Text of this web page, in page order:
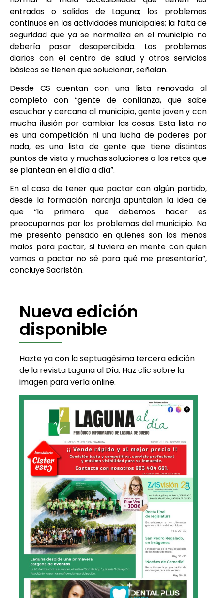
entradas o salidas de Laguna; los problemas
continuos en las actividades municipales; la falta de
seguridad que ya se normaliza en el municipio no
debería pasar desapercibida. Los problemas
diarios con el centro de salud y otros servicios
básicos se tienen que solucionar, señalan.
Desde CS cuentan con una lista renovada al
completo con “gente de confianza, que sabe
escuchar y cercana al municipio, gente joven y con
mucha ilusión por cambiar las cosas. Esta lista no
es una competición ni una lucha de poderes por
nada, es una lista de gente que tiene distintos
puntos de vista y muchas soluciones a los retos que
se plantean en el día a día”.
En el caso de tener que pactar con algún partido,
desde la formación naranja apuntalan la idea de
que “lo primero que debemos hacer es
preocuparnos por los problemas del municipio. No
me presento pensado en quienes son los menos
malos para pactar, si tuviera en mente con quien
vamos a pactar no sé para qué me presentaría”,
concluye Sacristán.
Nueva edición
disponible
Hazte ya con la septuagésima tercera edición
de la revista Laguna al Día. Haz clic sobre la
imagen para verla online.